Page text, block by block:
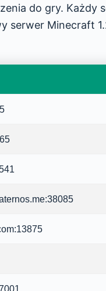
do gry. Każdy
serwer Minecraft